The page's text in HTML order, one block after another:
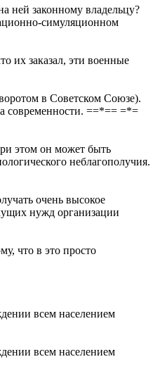
законному владельцу?
симуляционном
их заказал, эти военные
в Советском Союзе).
современности. ==*== =*=
этом он может быть
неблагополучия.
очень высокое
нужд организации
что в это просто
всем населением
всем населением